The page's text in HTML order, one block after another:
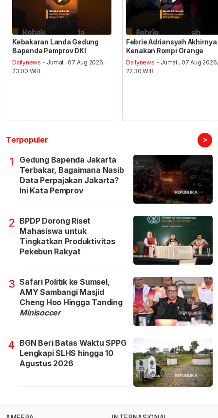
Kebakaran Landa Gedung
Bapenda Pemprov DKI
Dailynews - Jumat , 07 Aug 2026,
23:00 WIB
Febrie Adriansyah Akhirnya
Kenakan Rompi Orange
Dailynews - Jumat , 07 Aug 2026,
22:30 WIB
Terpopuler >
1
Gedung Bapenda Jakarta
Terbakar, Bagaimana Nasib
Data Perpajakan Jakarta?
Ini Kata Pemprov
2 BPDP Dorong Riset
Mahasiswa untuk
Tingkatkan Produktivitas
Pekebun Rakyat
3 Safari Politik ke Sumsel,
AMY Sambangi Masjid
Cheng Hoo Hingga Tanding
Minisoccer
4 BGN Beri Batas Waktu SPPG
Lengkapi SLHS hingga 10
Agustus 2026